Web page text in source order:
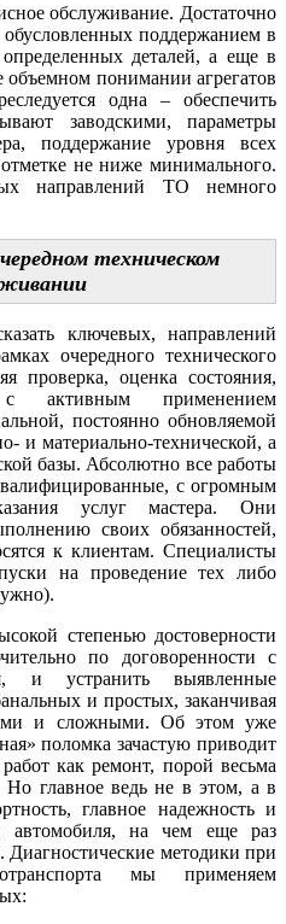
обслуживание. Достаточно
поддержанием в
деталей, а еще в
объемном понимании агрегатов
одна – обеспечить
заводскими, параметры
поддержание уровня всех
не ниже минимального.
направлений ТО немного
техническом
ключевых, направлений
очередного технического
проверка, оценка состояния,
активным применением
постоянно обновляемой
и материально-технической, а
базы. Абсолютно все работы
с огромным
услуг мастера. Они
своих обязанностей,
к клиентам. Специалисты
на проведение тех либо
степенью достоверности
по договоренности с
и устранить выявленные
и простых, заканчивая
и сложными. Об этом уже
поломка зачастую приводит
как ремонт, порой весьма
Но главное ведь не в этом, а в
главное надежность и
автомобиля, на чем еще раз
методики при
мы применяем